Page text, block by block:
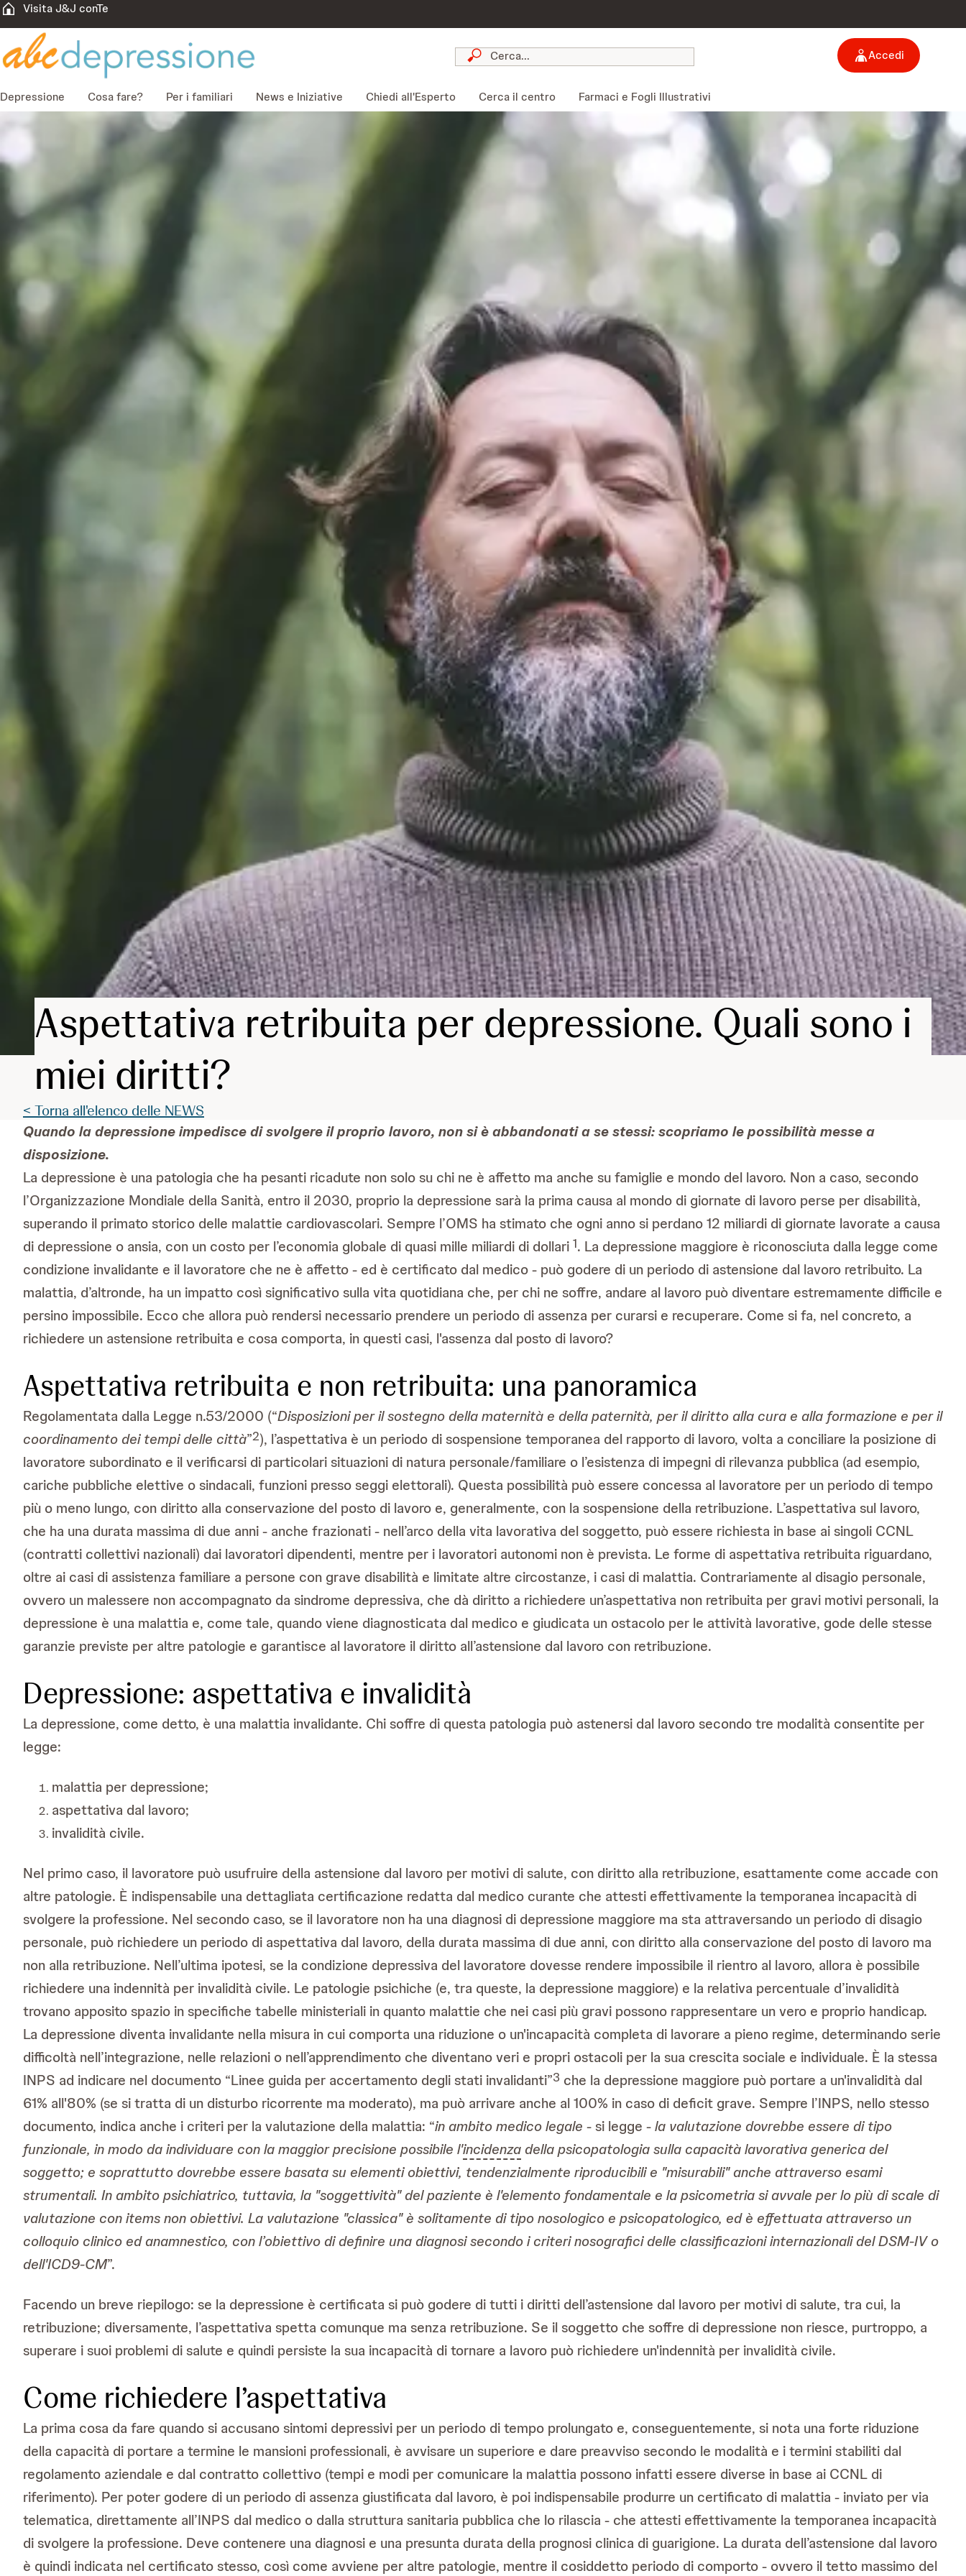
Visita J&J conTe
Accedi
Depressione Cosa fare? Per i familiari News e Iniziative Chiedi all'Esperto Cerca il centro Farmaci e Fogli Illustrativi
Aspettativa retribuita per depressione. Quali sono i
miei diritti?
< Torna all'elenco delle NEWS
Quando la depressione impedisce di svolgere il proprio lavoro, non si è abbandonati a se stessi: scopriamo le possibilità messe a
disposizione.
La depressione è una patologia che ha pesanti ricadute non solo su chi ne è affetto ma anche su famiglie e mondo del lavoro. Non a caso, secondo
l’Organizzazione Mondiale della Sanità, entro il 2030, proprio la depressione sarà la prima causa al mondo di giornate di lavoro perse per disabilità,
superando il primato storico delle malattie cardiovascolari. Sempre l’OMS ha stimato che ogni anno si perdano 12 miliardi di giornate lavorate a causa
di depressione o ansia, con un costo per l’economia globale di quasi mille miliardi di dollari 1. La depressione maggiore è riconosciuta dalla legge come
condizione invalidante e il lavoratore che ne è affetto - ed è certificato dal medico - può godere di un periodo di astensione dal lavoro retribuito. La
malattia, d’altronde, ha un impatto così significativo sulla vita quotidiana che, per chi ne soffre, andare al lavoro può diventare estremamente difficile e
persino impossibile. Ecco che allora può rendersi necessario prendere un periodo di assenza per curarsi e recuperare. Come si fa, nel concreto, a
richiedere un astensione retribuita e cosa comporta, in questi casi, l'assenza dal posto di lavoro?
Aspettativa retribuita e non retribuita: una panoramica
Regolamentata dalla Legge n.53/2000 (“Disposizioni per il sostegno della maternità e della paternità, per il diritto alla cura e alla formazione e per il
coordinamento dei tempi delle città”2), l’aspettativa è un periodo di sospensione temporanea del rapporto di lavoro, volta a conciliare la posizione di
lavoratore subordinato e il verificarsi di particolari situazioni di natura personale/familiare o l’esistenza di impegni di rilevanza pubblica (ad esempio,
cariche pubbliche elettive o sindacali, funzioni presso seggi elettorali). Questa possibilità può essere concessa al lavoratore per un periodo di tempo
più o meno lungo, con diritto alla conservazione del posto di lavoro e, generalmente, con la sospensione della retribuzione. L’aspettativa sul lavoro,
che ha una durata massima di due anni - anche frazionati - nell’arco della vita lavorativa del soggetto, può essere richiesta in base ai singoli CCNL
(contratti collettivi nazionali) dai lavoratori dipendenti, mentre per i lavoratori autonomi non è prevista. Le forme di aspettativa retribuita riguardano,
oltre ai casi di assistenza familiare a persone con grave disabilità e limitate altre circostanze, i casi di malattia. Contrariamente al disagio personale,
ovvero un malessere non accompagnato da sindrome depressiva, che dà diritto a richiedere un’aspettativa non retribuita per gravi motivi personali, la
depressione è una malattia e, come tale, quando viene diagnosticata dal medico e giudicata un ostacolo per le attività lavorative, gode delle stesse
garanzie previste per altre patologie e garantisce al lavoratore il diritto all’astensione dal lavoro con retribuzione.
Depressione: aspettativa e invalidità
La depressione, come detto, è una malattia invalidante. Chi soffre di questa patologia può astenersi dal lavoro secondo tre modalità consentite per
legge:
malattia per depressione;
aspettativa dal lavoro;
invalidità civile.
Nel primo caso, il lavoratore può usufruire della astensione dal lavoro per motivi di salute, con diritto alla retribuzione, esattamente come accade con
altre patologie. È indispensabile una dettagliata certificazione redatta dal medico curante che attesti effettivamente la temporanea incapacità di
svolgere la professione. Nel secondo caso, se il lavoratore non ha una diagnosi di depressione maggiore ma sta attraversando un periodo di disagio
personale, può richiedere un periodo di aspettativa dal lavoro, della durata massima di due anni, con diritto alla conservazione del posto di lavoro ma
non alla retribuzione. Nell’ultima ipotesi, se la condizione depressiva del lavoratore dovesse rendere impossibile il rientro al lavoro, allora è possibile
richiedere una indennità per invalidità civile. Le patologie psichiche (e, tra queste, la depressione maggiore) e la relativa percentuale d’invalidità
trovano apposito spazio in specifiche tabelle ministeriali in quanto malattie che nei casi più gravi possono rappresentare un vero e proprio handicap.
La depressione diventa invalidante nella misura in cui comporta una riduzione o un'incapacità completa di lavorare a pieno regime, determinando serie
difficoltà nell’integrazione, nelle relazioni o nell’apprendimento che diventano veri e propri ostacoli per la sua crescita sociale e individuale. È la stessa
INPS ad indicare nel documento “Linee guida per accertamento degli stati invalidanti”3 che la depressione maggiore può portare a un'invalidità dal
61% all'80% (se si tratta di un disturbo ricorrente ma moderato), ma può arrivare anche al 100% in caso di deficit grave. Sempre l’INPS, nello stesso
documento, indica anche i criteri per la valutazione della malattia: “in ambito medico legale - si legge -la valutazione dovrebbe essere di tipo
funzionale, in modo da individuare con la maggior precisione possibile l'incidenza della psicopatologia sulla capacità lavorativa generica del
soggetto; e soprattutto dovrebbe essere basata su elementi obiettivi, tendenzialmente riproducibili e "misurabili" anche attraverso esami
strumentali. In ambito psichiatrico, tuttavia, la "soggettività" del paziente è l'elemento fondamentale e la psicometria si avvale per lo più di scale di
valutazione con items non obiettivi. La valutazione "classica" è solitamente di tipo nosologico e psicopatologico, ed è effettuata attraverso un
colloquio clinico ed anamnestico, con l’obiettivo di definire una diagnosi secondo i criteri nosografici delle classificazioni internazionali del DSM-IV o
dell'ICD9-CM”.
Facendo un breve riepilogo: se la depressione è certificata si può godere di tutti i diritti dell’astensione dal lavoro per motivi di salute, tra cui, la
retribuzione; diversamente, l’aspettativa spetta comunque ma senza retribuzione. Se il soggetto che soffre di depressione non riesce, purtroppo, a
superare i suoi problemi di salute e quindi persiste la sua incapacità di tornare a lavoro può richiedere un'indennità per invalidità civile.
Come richiedere l’aspettativa
La prima cosa da fare quando si accusano sintomi depressivi per un periodo di tempo prolungato e, conseguentemente, si nota una forte riduzione
della capacità di portare a termine le mansioni professionali, è avvisare un superiore e dare preavviso secondo le modalità e i termini stabiliti dal
regolamento aziendale e dal contratto collettivo (tempi e modi per comunicare la malattia possono infatti essere diverse in base ai CCNL di
riferimento). Per poter godere di un periodo di assenza giustificata dal lavoro, è poi indispensabile produrre un certificato di malattia - inviato per via
telematica, direttamente all’INPS dal medico o dalla struttura sanitaria pubblica che lo rilascia - che attesti effettivamente la temporanea incapacità
di svolgere la professione. Deve contenere una diagnosi e una presunta durata della prognosi clinica di guarigione. La durata dell’astensione dal lavoro
è quindi indicata nel certificato stesso, così come avviene per altre patologie, mentre il cosiddetto periodo di comporto - ovvero il tetto massimo del